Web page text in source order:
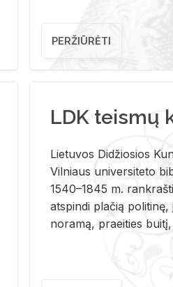
PERŽIŪRĖTI
LDK teismų
Lie­tu­vos Di­džio­sios
Vil­niaus uni­ver­si­te­to
1540–1845 m.
at­spin­di pla­čią
no­ra­mą, pra­ei­ties